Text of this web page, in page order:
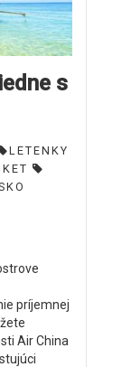
s
LETENKY
príjemnej
Air China